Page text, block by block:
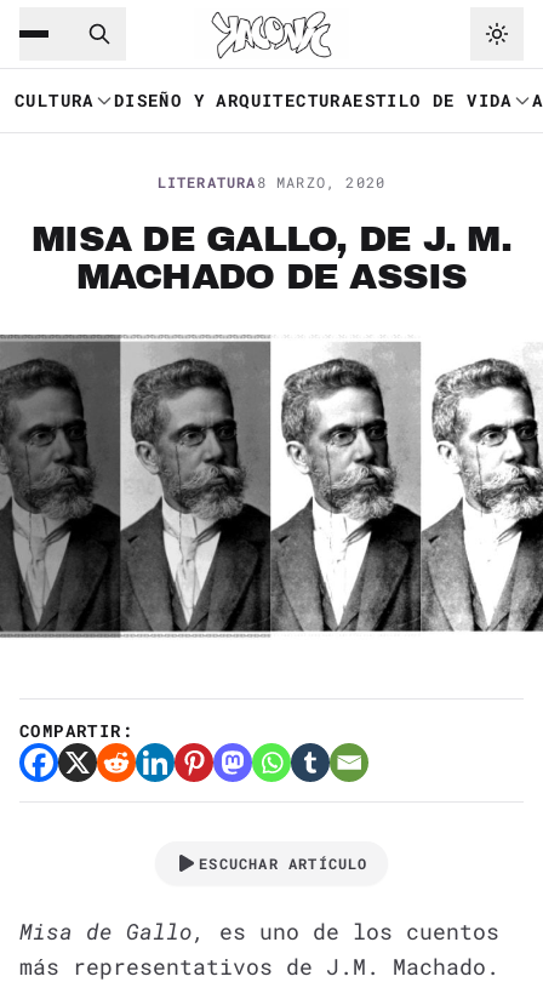
Saltar al contenido principal
CULTURA DISEÑO Y ARQUITECTURAESTILO DE VIDA
LITERATURA8 MARZO, 2020
MISA DE GALLO, DE J. M.
MACHADO DE ASSIS
COMPARTIR:
ESCUCHAR ARTÍCULO
Misa de Gallo,
es uno de los cuentos
más representativos de J.M. Machado.